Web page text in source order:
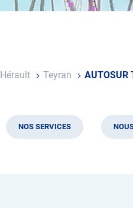
Hérault Teyran AUTOSUR
NOS SERVICES